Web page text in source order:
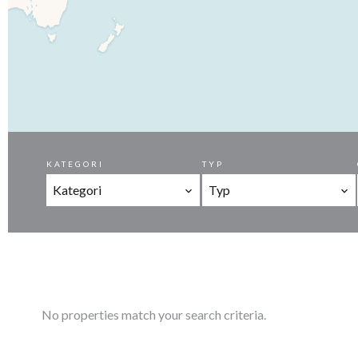
KATEGORI
Kategori
TYP
Typ
No properties match your search criteria.